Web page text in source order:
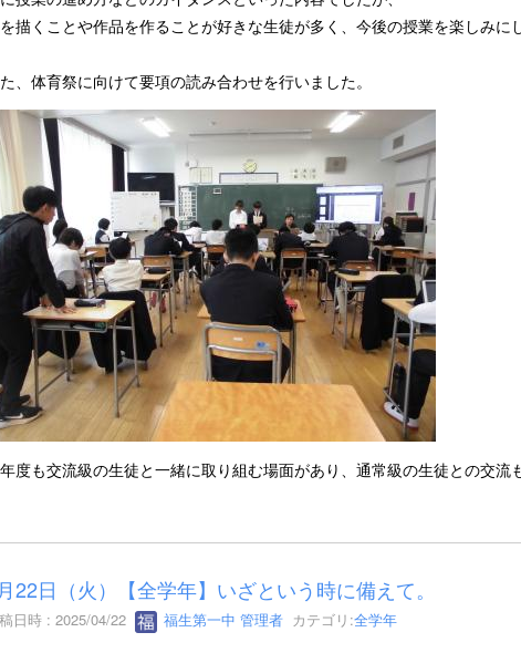
描くことや作品を作ることが好きな生徒が多く、今後の授業を楽しみに
、体育祭に向けて要項の読み合わせを行いました。
度も交流級の生徒と一緒に取り組む場面があり、通常級の生徒との交流
22日（火）【全学年】いざという時に備えて。
日時 : 2025/04/22 福生第一中 管理者カテゴリ:全学年